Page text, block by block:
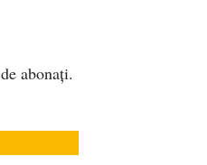
abonați.